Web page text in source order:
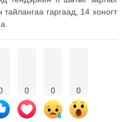
гаргаад, 14 хоногт
0 0 0